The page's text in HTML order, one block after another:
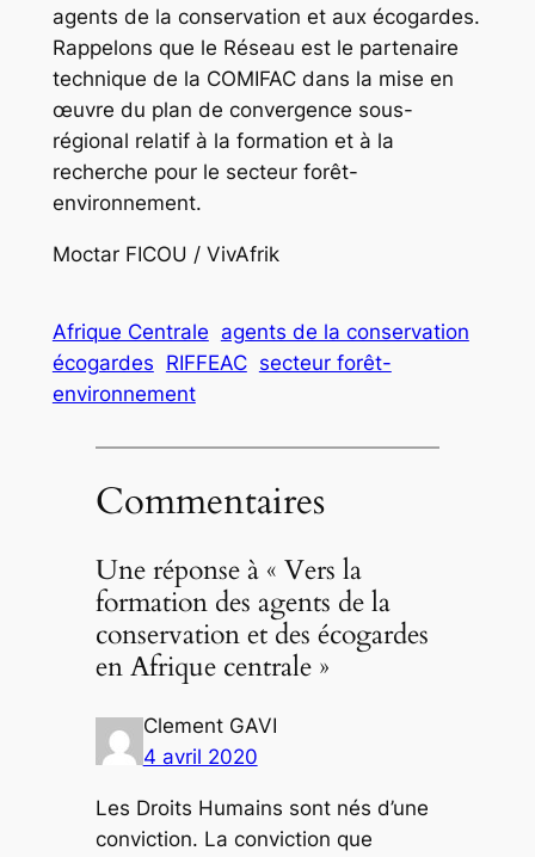
agents de la conservation et aux écogardes.
Rappelons que le Réseau est le partenaire
technique de la COMIFAC dans la mise en
œuvre du plan de convergence sous-
régional relatif à la formation et à la
recherche pour le secteur forêt-
environnement.
Moctar FICOU / VivAfrik
Afrique Centrale agents de la conservation
écogardes RIFFEAC secteur forêt-
environnement
Commentaires
Une réponse à « Vers la
formation des agents de la
conservation et des écogardes
en Afrique centrale »
Clement GAVI
4 avril 2020
Les Droits Humains sont nés d’une
conviction. La conviction que